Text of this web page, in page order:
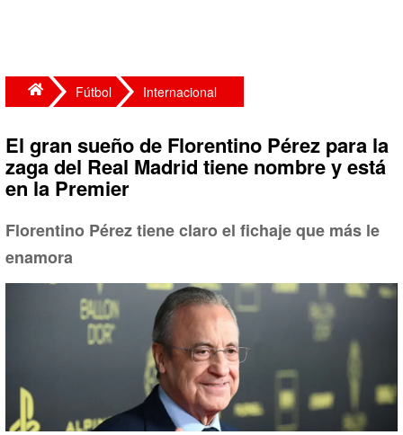
Fútbol Internacional
El gran sueño de Florentino Pérez para la
zaga del Real Madrid tiene nombre y está
en la Premier
Florentino Pérez tiene claro el fichaje que más le
enamora